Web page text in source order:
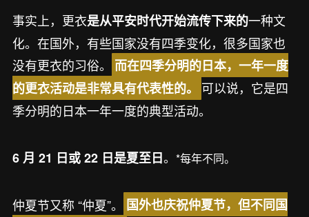
事实上，更衣是从平安时代开始流传下来的一种文
化。在国外，有些国家没有四季变化，很多国家也
没有更衣的习俗。
而在四季分明的日本，一年一度
的更衣活动是非常具有代表性的。
可以说，它是四
季分明的日本一年一度的典型活动。
6 月 21 日或 22 日是夏至日。 *每年不同。
仲夏节又称 “仲夏”。
国外也庆祝仲夏节，但不同国